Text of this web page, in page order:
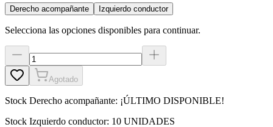
Derecho acompañante Izquierdo conductor
Selecciona las opciones disponibles para continuar.
Agotado
Stock Derecho acompañante: ¡ÚLTIMO DISPONIBLE!
Stock Izquierdo conductor: 10 UNIDADES